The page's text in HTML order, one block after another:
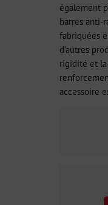
également
barres anti-
fabriquées
d'autres
rigidité et
accessoire